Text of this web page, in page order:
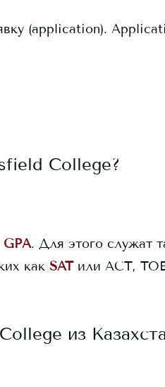
(application).
College?
. Для этого служат
как SAT или ACT,
из